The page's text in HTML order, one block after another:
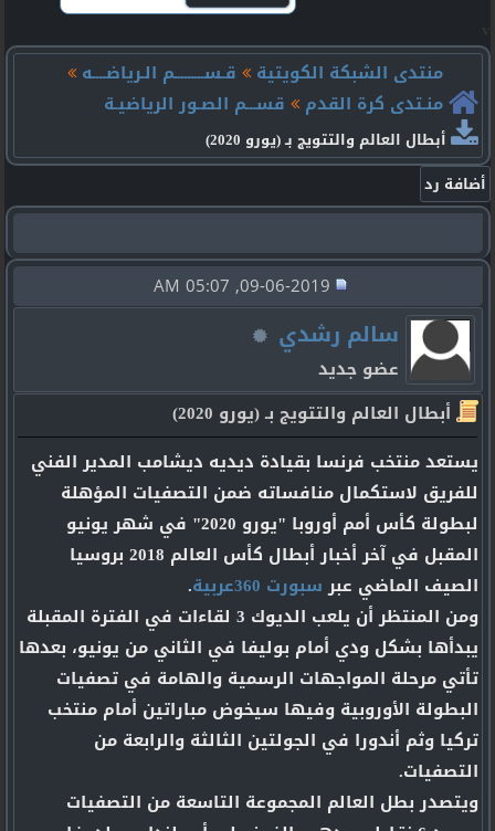
منتدى الشبكة الكويتية
قـســـــــــم الـرياضــــه
منـتدى كرة القدم
قســـم الصـور الرياضيـة
أبطال العالم والتتويج بـ (يورو 2020)
سالم رشدي
عضو جديد
أبطال العالم والتتويج بـ (يورو 2020)
يستعد منتخب فرنسا بقيادة ديديه ديشامب المدير الفني
للفريق لاستكمال منافساته ضمن التصفيات المؤهلة
لبطولة كأس أمم أوروبا "يورو 2020" في شهر يونيو
المقبل في آخر أخبار أبطال كأس العالم 2018 بروسيا
الصيف الماضي عبرسبورت 360عربية
.
ومن المنتظر أن يلعب الديوك 3 لقاءات في الفترة المقبلة
يبدأها بشكل ودي أمام بوليفا في الثاني من يونيو، بعدها
تأتي مرحلة المواجهات الرسمية والهامة في تصفيات
البطولة الأوروبية وفيها سيخوض مباراتين أمام منتخب
تركيا وثم أندورا في الجولتين الثالثة والرابعة من
التصفيات.
ويتصدر بطل العالم المجموعة التاسعة من التصفيات